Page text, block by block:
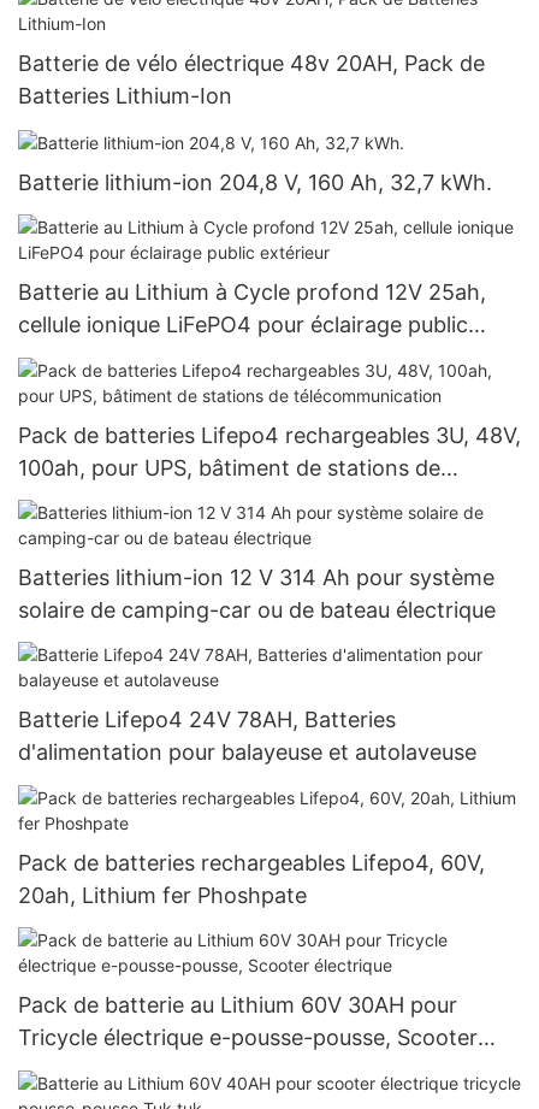
Batterie de vélo électrique 48v 20AH, Pack de
Batteries Lithium-Ion
Batterie lithium-ion 204,8 V, 160 Ah, 32,7 kWh.
Batterie au Lithium à Cycle profond 12V 25ah,
cellule ionique LiFePO4 pour éclairage public
extérieur
Pack de batteries Lifepo4 rechargeables 3U, 48V,
100ah, pour UPS, bâtiment de stations de
télécommunication
Batteries lithium-ion 12 V 314 Ah pour système
solaire de camping-car ou de bateau électrique
Batterie Lifepo4 24V 78AH, Batteries
d'alimentation pour balayeuse et autolaveuse
Pack de batteries rechargeables Lifepo4, 60V,
20ah, Lithium fer Phoshpate
Pack de batterie au Lithium 60V 30AH pour
Tricycle électrique e-pousse-pousse, Scooter
électrique